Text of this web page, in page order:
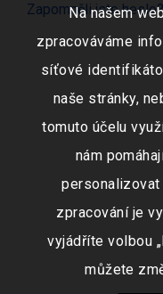
Zapomněli jste heslo?
Na našem
zpracováváme
síťové
naše stránky,
tomuto účelu
nám
personalizovat
zpracování je
vyjádříte volbou
můžete